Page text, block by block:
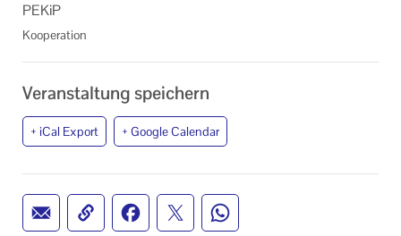
PEKiP
Kooperation
Veranstaltung speichern
+ iCal Export + Google Calendar